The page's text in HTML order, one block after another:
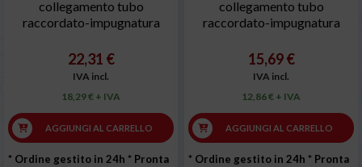
collegamento tubo
raccordato-impugnatura
22,31 €
IVA incl.
18,29 € + IVA
AGGIUNGI AL CARRELLO
* Ordine gestito in 24h * Pronta
collegamento tubo
raccordato-impugnatura
15,69 €
IVA incl.
12,86 € + IVA
AGGIUNGI AL CARRELLO
* Ordine gestito in 24h * Pronta